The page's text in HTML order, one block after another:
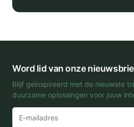
Word lid van onze
Blijf geïnspireerd met de nieuwste
duurzame oplossingen voor jouw